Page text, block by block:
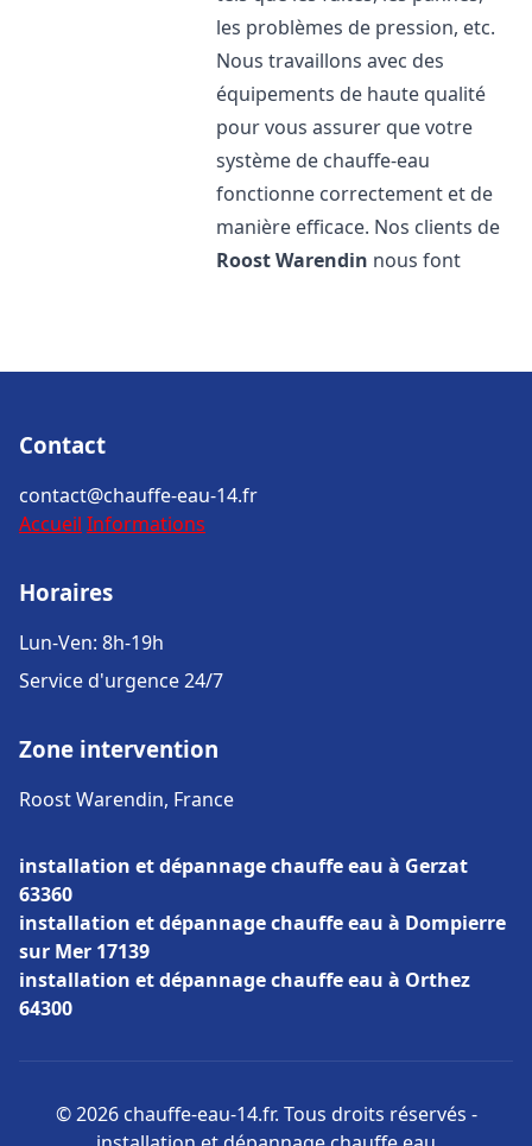
les problèmes de pression, etc.
Nous travaillons avec des
équipements de haute qualité
pour vous assurer que votre
système de chauffe-eau
fonctionne correctement et de
manière efficace. Nos clients de
Roost Warendin nous font
Contact
contact@chauffe-eau-14.fr
Accueil Informations
Horaires
Lun-Ven: 8h-19h
Service d'urgence 24/7
Zone intervention
Roost Warendin, France
installation et dépannage chauffe eau à Gerzat
63360
installation et dépannage chauffe eau à Dompierre
sur Mer 17139
installation et dépannage chauffe eau à Orthez
64300
© 2026 chauffe-eau-14.fr. Tous droits réservés -